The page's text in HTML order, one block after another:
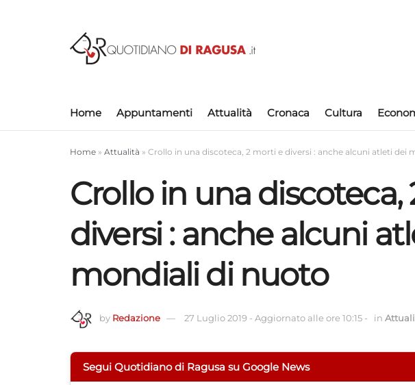
Home Appuntamenti Attualità Cronaca Cultura
Home » Attualità » Crollo in una discoteca, 2 morti e diversi : anche alcuni atleti dei
Crollo in una
diversi : anche alcuni
mondiali di nuoto
by Redazione 27 Luglio 2019 - Aggiornato alle ore 10:15 - in
Segui Quotidiano di Ragusa su Google News